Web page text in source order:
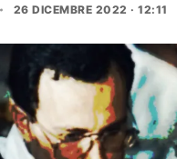
26 DICEMBRE 2022 · 12:11